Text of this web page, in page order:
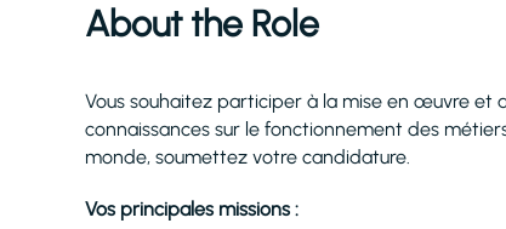
About the Role
Vous souhaitez participer à la mise en œuvre et
connaissances sur le fonctionnement des
monde, soumettez votre candidature.
Vos principales missions :